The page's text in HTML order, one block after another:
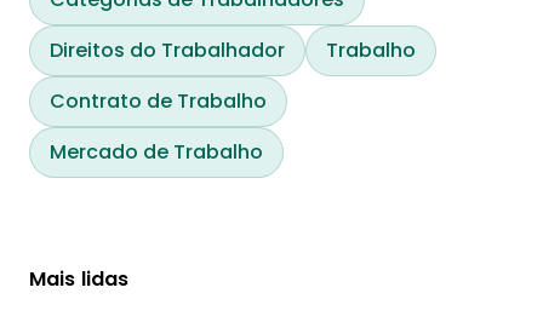
Direitos do Trabalhador
Trabalho
Contrato de Trabalho
Mercado de Trabalho
Mais lidas